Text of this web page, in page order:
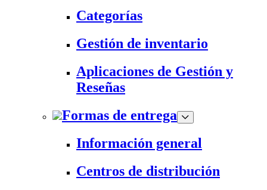
Categorías
Gestión de inventario
Aplicaciones de Gestión y
Reseñas
Formas de entrega
Información general
Centros de distribución